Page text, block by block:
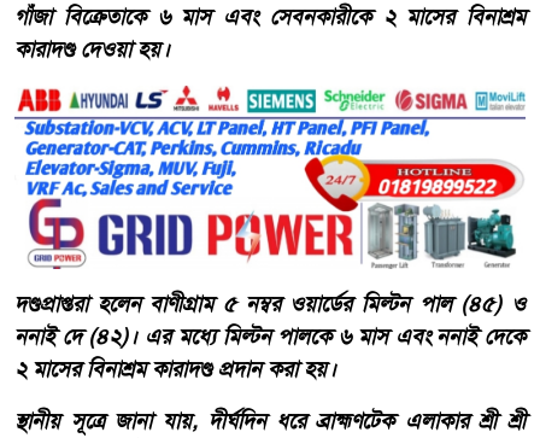
গাঁজা বিক্রেতাকে ৬ মাস এবং সেবনকারীকে ২ মাসের বিনাশ্রম
কারাদণ্ড দেওয়া হয়।
দণ্ডপ্রাপ্তরা হলেন বাণীগ্রাম ৫ নম্বর ওয়ার্ডের মিল্টন পাল (৪৫) ও
ননাই দে (৪২)। এর মধ্যে মিল্টন পালকে ৬ মাস এবং ননাই দেকে
২ মাসের বিনাশ্রম কারাদণ্ড প্রদান করা হয়।
স্থানীয় সূত্রে জানা যায়, দীর্ঘদিন ধরে ব্রাহ্মণটেক এলাকার শ্রী শ্রী